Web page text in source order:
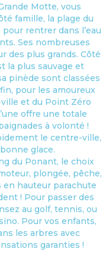
Motte, vous
famille, la plage du
rentrer dans l’eau
Ses nombreuses
des plus grands. Côté
la plus sauvage et
pinède sont classées
pour les amoureux
et du Point Zéro
offre une totale
à volonté !
le centre-ville,
glace.
du Ponant, le choix
plongée, pêche,
hauteur parachute
! Pour passer des
au golf, tennis, ou
Pour vos enfants,
les arbres avec
garanties !